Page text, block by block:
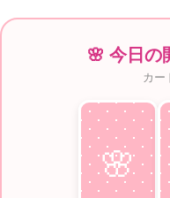
🌸 今日の
カー
🌸
♥